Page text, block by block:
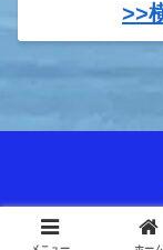
>>
© 2023 やんけ